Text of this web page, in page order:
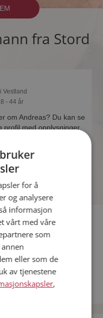
fra Stord
Vestland
- 44 år
om Andreas? Du kan se
profil med opplysninger
,Atle,Cato
for å
og analysere
informasjon
vårt med våre
som
eller som de
av tjenestene
,